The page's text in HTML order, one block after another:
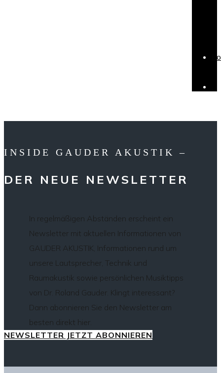
INSIDE GAUDER AKUSTIK –
DER NEUE NEWSLETTER
In regelmäßigen Abständen erscheint ein
Newsletter mit aktuellen Informationen von
GAUDER AKUSTIK, Informationen rund um
unsere Lautsprecher, Technik und
Raumakustik sowie persönlichen Musiktipps
von Dr. Roland Gauder. Klingt interessant?
Dann abonnieren Sie den Newsletter am
besten direkt hier.
NEWSLETTER JETZT ABONNIEREN